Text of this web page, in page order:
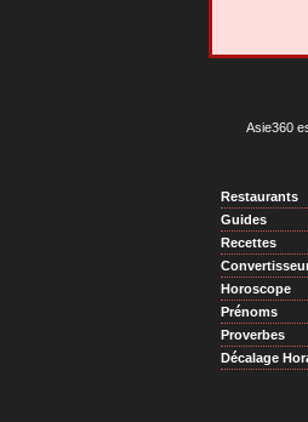
Asie360
Restaurants
Guides
Recettes
Horoscope
Prénoms
Proverbes
Décalage